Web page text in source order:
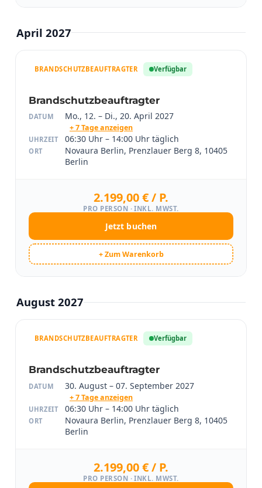
April 2027
BRANDSCHUTZBEAUFTRAGTER Verfügbar
Brandschutzbeauftragter
DATUM Mo., 12. – Di., 20. April 2027
+ 7 Tage anzeigen
UHRZEIT 06:30 Uhr – 14:00 Uhr täglich
ORT
Novaura Berlin, Prenzlauer Berg 8, 10405
Berlin
2.199,00 € / P.
PRO PERSON · INKL. MWST.
Jetzt buchen
+ Zum Warenkorb
August 2027
BRANDSCHUTZBEAUFTRAGTER Verfügbar
Brandschutzbeauftragter
DATUM 30. August – 07. September 2027
+ 7 Tage anzeigen
UHRZEIT 06:30 Uhr – 14:00 Uhr täglich
ORT
Novaura Berlin, Prenzlauer Berg 8, 10405
Berlin
2.199,00 € / P.
PRO PERSON · INKL. MWST.